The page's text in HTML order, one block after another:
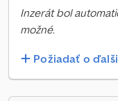
Inzerát bol
možné.
Požiadať o